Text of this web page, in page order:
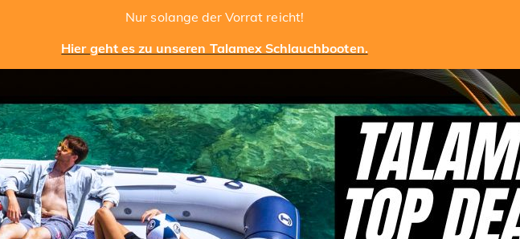
Nur solange der Vorrat reicht!
Hier geht es zu unseren Talamex Schlauchbooten.